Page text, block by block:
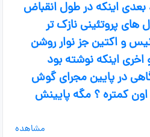
اینکه در طول انقباض
های پروتئینی نازک تر
و اکتین جز نوار روشن
اینکه نوشته بود
در پایین مجرای گوش
کمتره ؟ مگه پایینش
مشاهده